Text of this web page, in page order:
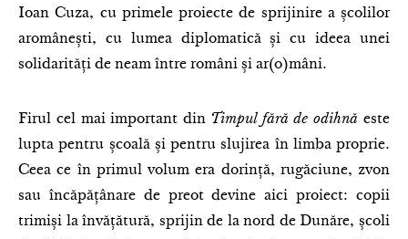
Ioan Cuza, cu primele proiecte de sprijinire a școlilor
aromânești, cu lumea diplomatică și cu ideea unei
solidarități de neam între români și ar(o)mâni.
Firul cel mai important din Timpul fără de odihnă este
lupta pentru școală și pentru slujirea în limba proprie.
Ceea ce în primul volum era dorință, rugăciune, zvon
sau încăpățânare de preot devine aici proiect: copii
trimiși la învățătură, sprijin de la nord de Dunăre, școli